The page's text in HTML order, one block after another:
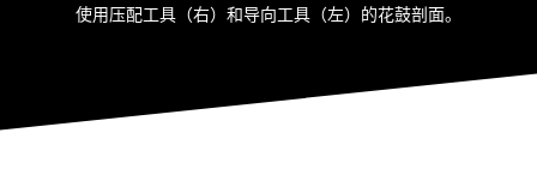
使用压配工具（右）和导向工具（左）的花鼓剖面。